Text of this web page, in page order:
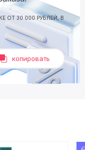
ОТ 30 000 РУБЛЕЙ, В
копировать